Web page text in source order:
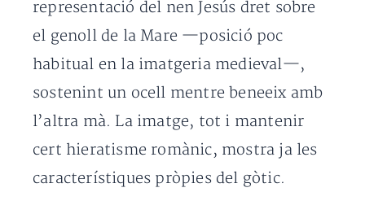
representació del nen Jesús dret sobre
el genoll de la Mare —posició poc
habitual en la imatgeria medieval—,
sostenint un ocell mentre beneeix amb
l’altra mà. La imatge, tot i mantenir
cert hieratisme romànic, mostra ja les
característiques pròpies del gòtic.